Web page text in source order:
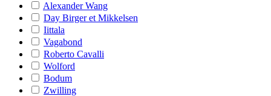
Alexander Wang
Day Birger et Mikkelsen
Iittala
Vagabond
Roberto Cavalli
Wolford
Bodum
Zwilling